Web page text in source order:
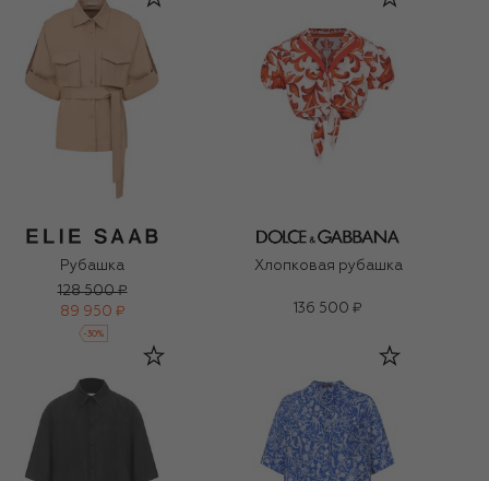
Рубашка
128 500 ₽
89 950 ₽
-30%
Хлопковая рубашка
136 500 ₽